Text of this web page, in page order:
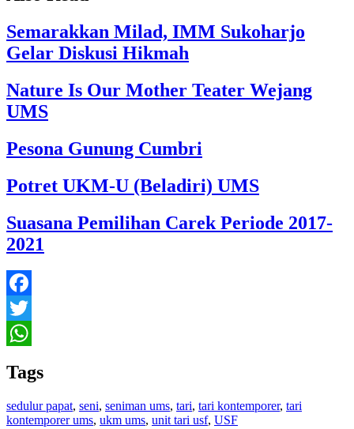
Semarakkan Milad, IMM Sukoharjo
Gelar Diskusi Hikmah
Nature Is Our Mother Teater Wejang
UMS
Pesona Gunung Cumbri
Potret UKM-U (Beladiri) UMS
Suasana Pemilihan Carek Periode 2017-
2021
Facebook
Twitter
Tags
sedulur papat, seni, seniman ums, tari, tari kontemporer, tari
kontemporer ums, ukm ums, unit tari usf, USF